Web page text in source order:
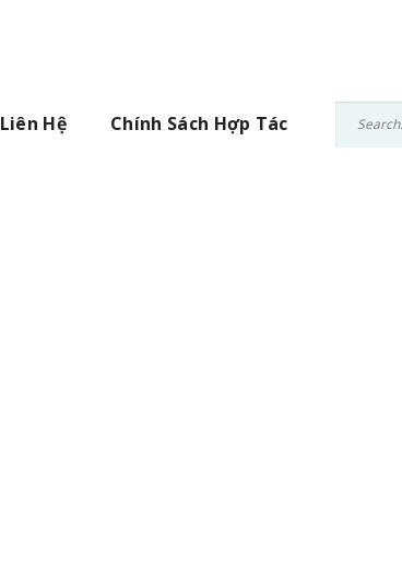
Liên Hệ Chính Sách Hợp Tác